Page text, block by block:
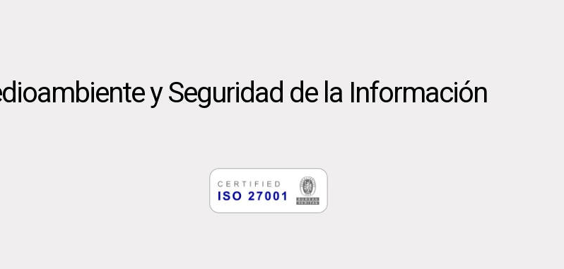
y Seguridad de la Información